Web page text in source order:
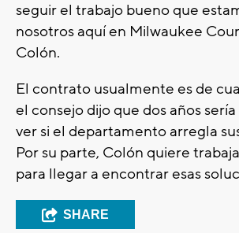
seguir el trabajo bueno que
nosotros aquí en Milwaukee
Colón.
El contrato usualmente es de
el consejo dijo que dos años
ver si el departamento arregla
Por su parte, Colón quiere
para llegar a encontrar esas
SHARE